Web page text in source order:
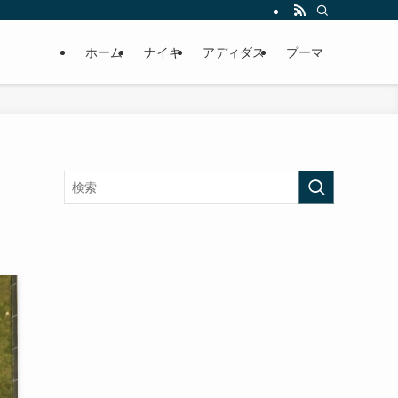
ホーム ナイキ アディダス プーマ